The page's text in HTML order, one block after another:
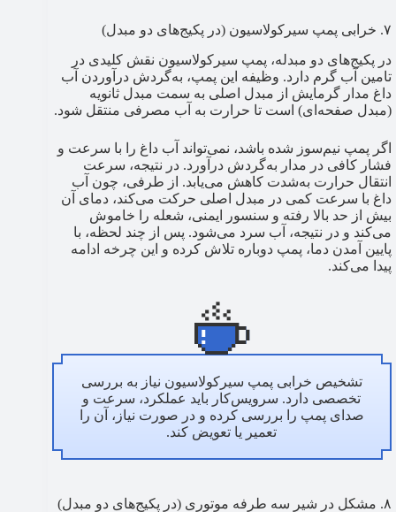
۷. خرابی پمپ سیرکولاسیون (در پکیج‌های دو مبدل)
در پکیج‌های دو مبدله، پمپ سیرکولاسیون نقش کلیدی در
تامین آب گرم دارد. وظیفه این پمپ، به‌گردش درآوردن آب
داغ مدار گرمایش از مبدل اصلی به سمت مبدل ثانویه
(مبدل صفحه‌ای) است تا حرارت به آب مصرفی منتقل شود.
اگر پمپ نیم‌سوز شده باشد، نمی‌تواند آب داغ را با سرعت و
فشار کافی در مدار به‌گردش درآورد. در نتیجه، سرعت
انتقال حرارت به‌شدت کاهش می‌یابد. از طرفی، چون آب
داغ با سرعت کمی در مبدل اصلی حرکت می‌کند، دمای آن
بیش از حد بالا رفته و سنسور ایمنی، شعله را خاموش
می‌کند و در نتیجه، آب سرد می‌شود. پس از چند لحظه، با
پایین آمدن دما، پمپ دوباره تلاش کرده و این چرخه ادامه
پیدا می‌کند.
تشخیص خرابی پمپ سیرکولاسیون نیاز به بررسی
تخصصی دارد. سرویس‌کار باید عملکرد، سرعت و
صدای پمپ را بررسی کرده و در صورت نیاز، آن را
تعمیر یا تعویض کند.
۸. مشکل در شیر سه طرفه موتوری (در پکیج‌های دو مبدل)